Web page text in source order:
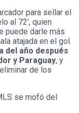
para sellar el
al 72’, quien
puede darle más
atajada en el gol.
del año después
y Paraguay, y
de los
se mofó del